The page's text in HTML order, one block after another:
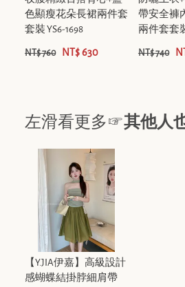
色顯瘦花朵長裙兩件套
套裝 YS6-1698
NT$ 760 NT$ 630
帶安全褲
兩件套套
NT$ 740
左滑看更多☞其他人
【Y.JIA伊嘉】高級設計
感蝴蝶結掛脖細肩帶